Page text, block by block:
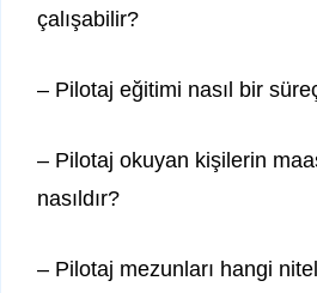
çalışabilir?
– Pilotaj eğitimi nasıl bir
– Pilotaj okuyan kişilerin
nasıldır?
– Pilotaj mezunları hangi